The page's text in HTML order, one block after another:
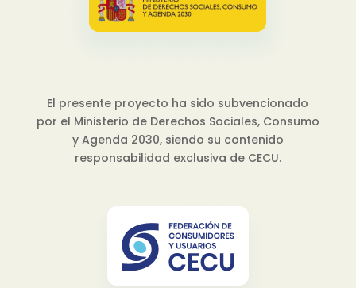
El presente proyecto ha sido subvencionado
por el Ministerio de Derechos Sociales, Consumo
y Agenda 2030, siendo su contenido
responsabilidad exclusiva de CECU.